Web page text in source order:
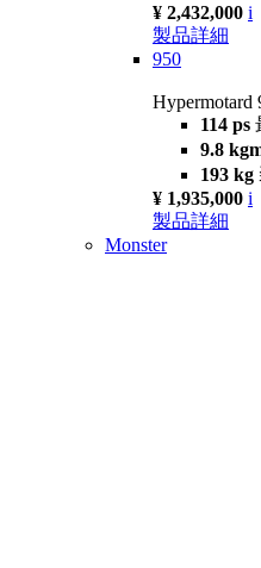
¥ 2,432,000 i
製品詳細
950
Hypermotard
114 ps
9.8
193 kg
¥ 1,935,000 i
製品詳細
Monster